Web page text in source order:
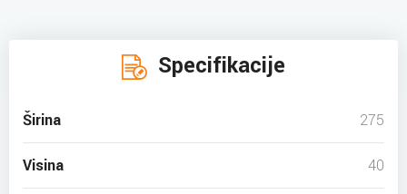
Specifikacije
Širina 275
Visina 40